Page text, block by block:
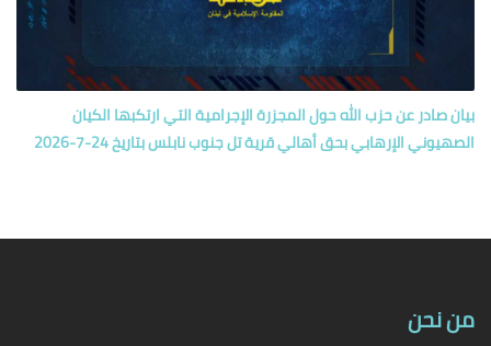
بيان صادر عن حزب الله حول المجزرة الإجرامية التي ارتكبها الكيان
الصهيوني الإرهابي بحق أهالي قرية تل جنوب نابلس بتاريخ 24-7-2026
من نحن